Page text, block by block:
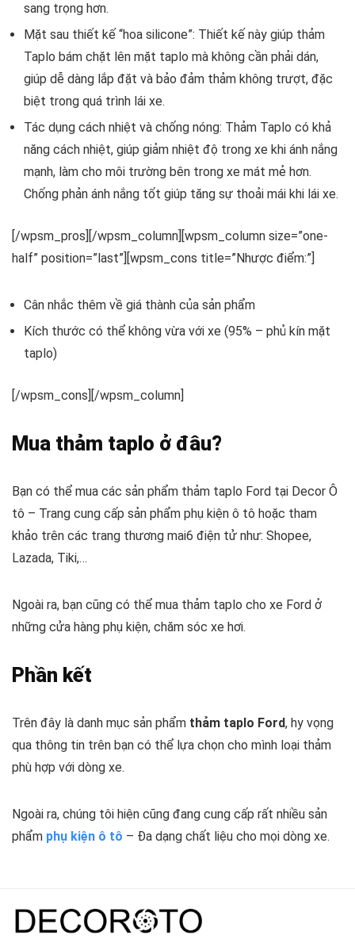
sang trọng hơn.
Mặt sau thiết kế “hoa silicone”: Thiết kế này giúp thảm
Taplo bám chặt lên mặt taplo mà không cần phải dán,
giúp dễ dàng lắp đặt và bảo đảm thảm không trượt, đặc
biệt trong quá trình lái xe.
Tác dụng cách nhiệt và chống nóng: Thảm Taplo có khả
năng cách nhiệt, giúp giảm nhiệt độ trong xe khi ánh nắng
mạnh, làm cho môi trường bên trong xe mát mẻ hơn.
Chống phản ánh nắng tốt giúp tăng sự thoải mái khi lái xe.
[/wpsm_pros][/wpsm_column][wpsm_column size=”one-
half” position=”last”][wpsm_cons title=”Nhược điểm:”]
Cân nhắc thêm về giá thành của sản phẩm
Kích thước có thể không vừa với xe (95% – phủ kín mặt
taplo)
[/wpsm_cons][/wpsm_column]
Mua thảm taplo ở đâu?
Bạn có thể mua các sản phẩm thảm taplo Ford tại Decor Ô
tô – Trang cung cấp sản phẩm phụ kiện ô tô hoặc tham
khảo trên các trang thương mai6 điện tử như: Shopee,
Lazada, Tiki,…
Ngoài ra, bạn cũng có thể mua thảm taplo cho xe Ford ở
những cửa hàng phụ kiện, chăm sóc xe hơi.
Phần kết
Trên đây là danh mục sản phẩm thảm taplo Ford, hy vọng
qua thông tin trên bạn có thể lựa chọn cho mình loại thảm
phù hợp với dòng xe.
Ngoài ra, chúng tôi hiện cũng đang cung cấp rất nhiều sản
phẩm phụ kiện ô tô – Đa dạng chất liệu cho mọi dòng xe.